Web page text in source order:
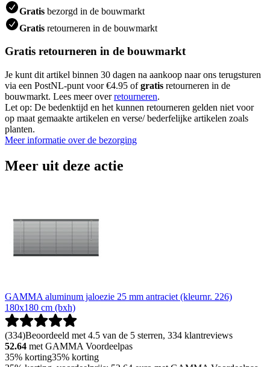
Gratis bezorgd in de bouwmarkt
Gratis retourneren in de bouwmarkt
Gratis retourneren in de bouwmarkt
Je kunt dit artikel binnen 30 dagen na aankoop naar ons terugsturen
via een PostNL-punt voor €4.95 ofgratis retourneren in de
bouwmarkt. Lees meer overretourneren.
Let op: De bedenktijd en het kunnen retourneren gelden niet voor
op maat gemaakte artikelen en verse/ bederfelijke artikelen zoals
planten.
Meer informatie over de bezorging
Meer uit deze actie
GAMMA aluminum jaloezie 25 mm antraciet (kleurnr. 226)
180x180 cm (bxh)
(334)Beoordeeld met 4.5 van de 5 sterren, 334 klantreviews
52.64 met GAMMA Voordeelpas
35% korting35% korting